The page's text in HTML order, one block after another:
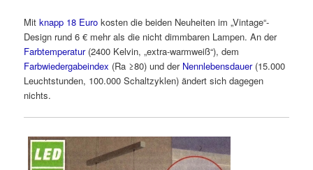
Mitknapp 18 Euro kosten die beiden Neuheiten im „Vintage“-
Design rund 6 € mehr als die nicht dimmbaren Lampen. An der
Farbtemperatur(2400 Kelvin, „extra-warmweiß“), dem
Farbwiedergabeindex (Ra ≥80) und der Nennlebensdauer(15.000
Leuchtstunden, 100.000 Schaltzyklen) ändert sich dagegen
nichts.